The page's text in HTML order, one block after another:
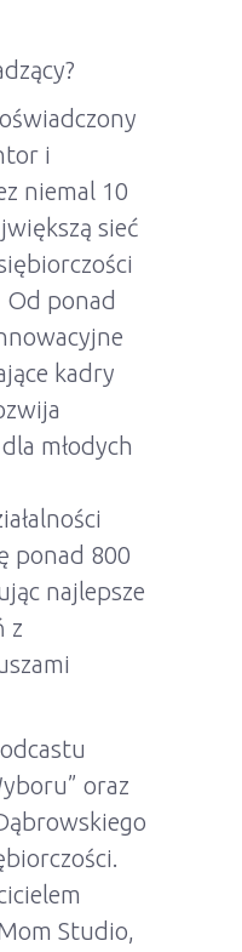
i
niemal 10
sieć
Od ponad
kadry
młodych
ponad 800
najlepsze
z
oraz
Studio,